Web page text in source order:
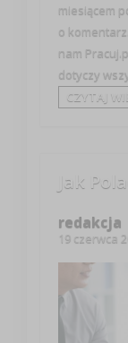
miesiącem
o
nam
dotyczy
CZYTAJ
Jak
redakcja
19 czerwca